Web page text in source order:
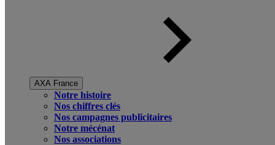
AXA France
Notre histoire
Nos chiffres clés
Nos campagnes publicitaires
Notre mécénat
Nos associations